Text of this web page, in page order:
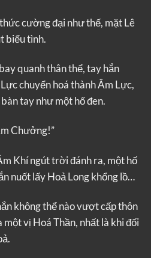
cường đại như thế, mặt Lê
biểu tình.
quanh thân thể, tay hắn
chuyển hoá thành Âm Lực,
tay như một hố đen.
Chưởng!”
Khí ngút trời đánh ra, một hố
nuốt lấy Hoả Long khổng lồ…
không thể nào vượt cấp thôn
một vị Hoá Thần, nhất là khi đối